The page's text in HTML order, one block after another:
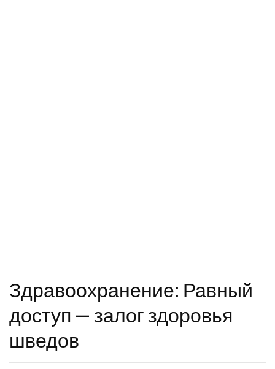
Здравоохранение: Равный
доступ — залог здоровья
шведов